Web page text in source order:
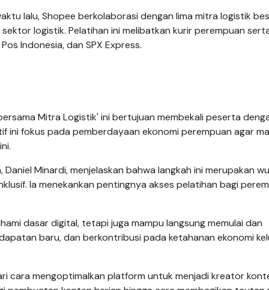
lalu, Shopee berkolaborasi dengan lima mitra logistik
logistik. Pelatihan ini melibatkan kurir perempuan
Indonesia, dan SPX Express.
Mitra Logistik' ini bertujuan membekali peserta
ini fokus pada pemberdayaan ekonomi perempuan agar
Minardi, menjelaskan bahwa langkah ini merupakan
Ia menekankan pentingnya akses pelatihan bagi
dasar digital, tetapi juga mampu langsung memulai dan
baru, dan berkontribusi pada ketahanan ekonomi
cara mengoptimalkan platform untuk menjadi kreator